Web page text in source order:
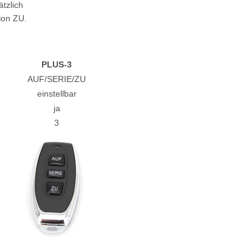
ZU.
PLUS-3
AUF/SERIE/ZU
einstellbar
ja
3